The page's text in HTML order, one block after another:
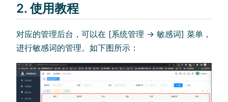
2. 使用教程
对应的管理后台，可以在 [系统管理 -> 敏感词] 菜单，
进行敏感词的管理。如下图所示：